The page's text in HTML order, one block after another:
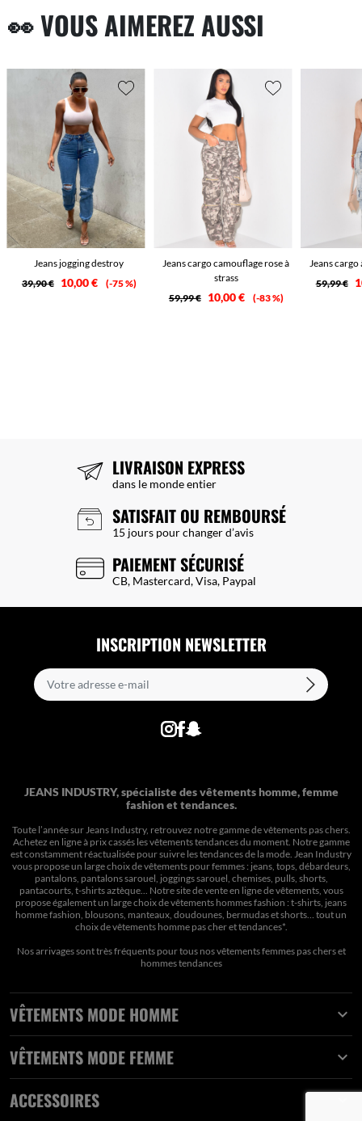
👀 VOUS AIMEREZ AUSSI
Jeans jogging destroy
39,90 €
10,00 € -75 %
Jeans cargo camouflage rose à
strass
59,99 €
10,00 € -83 %
Jeans cargo
59,99 €
LIVRAISON EXPRESS
dans le monde entier
SATISFAIT OU REMBOURSÉ
15 jours pour changer d’avis
PAIEMENT SÉCURISÉ
CB, Mastercard, Visa, Paypal
INSCRIPTION NEWSLETTER
JEANS INDUSTRY, spécialiste des vêtements homme, femme
fashion et tendances.
Toute l’année sur Jeans Industry, retrouvez notre gamme de vêtements pas chers.
Achetez en ligne à prix cassés les vêtements tendances du moment. Notre gamme
est constamment réactualisée pour suivre les tendances de la mode. Jean Industry
vous propose un large choix de vêtements pour femmes : jeans, tops, débardeurs,
pantalons, pantalons sarouel, joggings sarouel, chemises, pulls, shorts,
pantacourts, t-shirts aztèque... Notre site de vente en ligne de vêtements, vous
propose également un large choix de vêtements hommes fashion : t-shirts, jeans
homme fashion, blousons, manteaux, doudounes, bermudas et shorts… tout un
choix devêtements homme pas cher et tendances*.
Nos arrivages sont très fréquents pour tous nosvêtements femmes pas cherset
hommes tendances
VÊTEMENTS MODE HOMME 
VÊTEMENTS MODE FEMME 
ACCESSOIRES